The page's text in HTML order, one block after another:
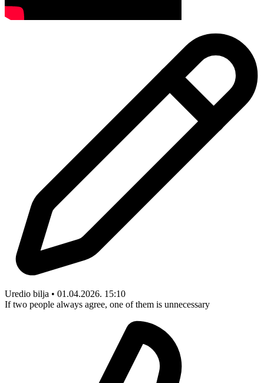
Uredio bilja • 01.04.2026. 15:10
If two people always agree, one of them is unnecessary